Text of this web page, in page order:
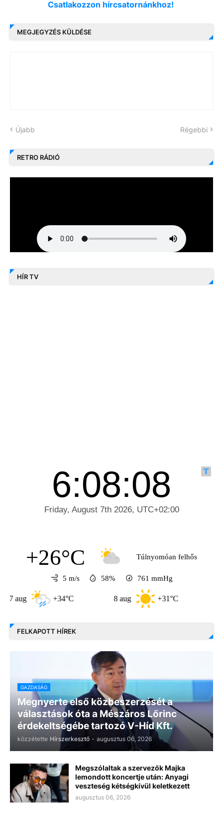
Csatlakozzon hírcsatornánkhoz!
MEGJEGYZÉS KÜLDÉSE
Újabb Régebbi
RETRO RÁDIÓ
HÍR TV
+26°C Túlnyomóan felhős
5 m/s 58% 761 mmHg
+34°C +31°C
FELKAPOTT HÍREK
GAZDASÁG
Megnyerte első közbeszerzését a
választások óta a Mészáros Lőrinc
érdekeltségébe tartozó V-Híd Kft.
közzétette Hírszerkesztő - augusztus 06, 2026
Megszólaltak a szervezők Majka
lemondott koncertje után: Anyagi
veszteség kétségkívül keletkezett
augusztus 06, 2026